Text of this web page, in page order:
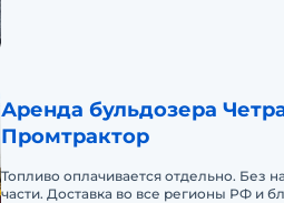
Аренда бульдозера
Промтрактор
Топливо оплачивается отдельно. Без
части. Доставка во все регионы РФ и